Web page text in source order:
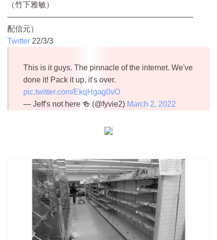
（竹下雅敏）
————————————————————————
配信元）
Twitter 22/3/3
This is it guys. The pinnacle of the internet. We've
done it! Pack it up, it's over.
pic.twitter.com/EkqHgag0vO
— Jeff's not here 🍻 (@fyvie2) March 2, 2022